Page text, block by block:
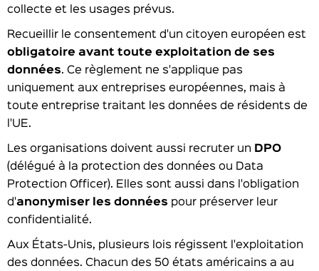
collecte et les usages prévus.
Recueillir le consentement d'un citoyen européen est
obligatoire avant toute exploitation de ses
données. Ce règlement ne s'applique pas
uniquement aux entreprises européennes, mais à
toute entreprise traitant les données de résidents de
l'UE.
Les organisations doivent aussi recruter un DPO
(délégué à la protection des données ou Data
Protection Officer). Elles sont aussi dans l'obligation
d'anonymiser les données pour préserver leur
confidentialité.
Aux États-Unis, plusieurs lois régissent l'exploitation
des données. Chacun des 50 états américains a au